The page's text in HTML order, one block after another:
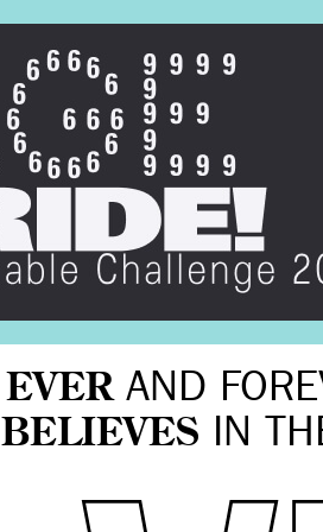
EVERAND
BELIEVES IN